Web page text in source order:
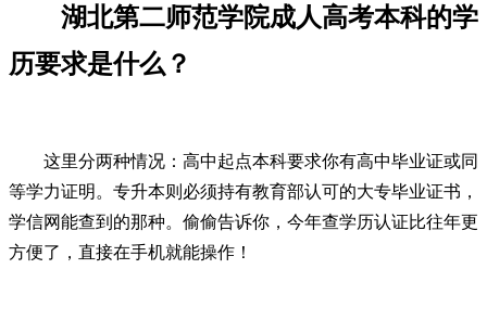
湖北第二师范学院成人高考本科的学
历要求是什么？
这里分两种情况：高中起点本科要求你有高中毕业证或同
等学力证明。专升本则必须持有教育部认可的大专毕业证书，
学信网能查到的那种。偷偷告诉你，今年查学历认证比往年更
方便了，直接在手机就能操作！